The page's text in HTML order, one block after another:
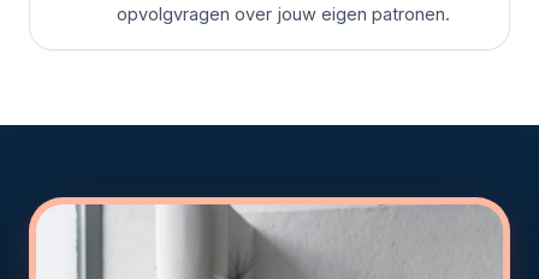
opvolgvragen over jouw eigen patronen.